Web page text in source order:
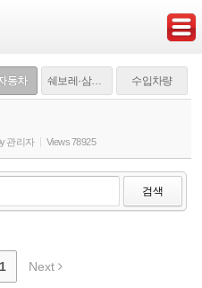
동차 쉐보레·삼성·쌍용 수입차량
관리자 Views78925
검색
1 Next
치북5
치북5